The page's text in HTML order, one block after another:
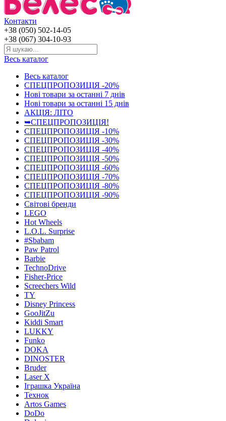
Контакти
+38 (050) 502-14-05
+38 (067) 304-10-93
Весь каталог
Весь каталог
СПЕЦПРОПОЗИЦІЯ -20%
Нові товари за останнi 7 днiв
Нові товари за останнi 15 днiв
АКЦІЯ: ЛІТО
➥СПЕЦПРОПОЗИЦІЯ!
СПЕЦПРОПОЗИЦІЯ -10%
СПЕЦПРОПОЗИЦІЯ -30%
СПЕЦПРОПОЗИЦІЯ -40%
СПЕЦПРОПОЗИЦІЯ -50%
СПЕЦПРОПОЗИЦІЯ -60%
СПЕЦПРОПОЗИЦІЯ -70%
СПЕЦПРОПОЗИЦІЯ -80%
СПЕЦПРОПОЗИЦІЯ -90%
Світові бренди
LEGO
Hot Wheels
L.O.L. Surprise
#Sbabam
Paw Patrol
Barbie
TechnoDrive
Fisher-Price
Screechers Wild
TY
Disney Princess
GooJitZu
Kiddi Smart
LUKKY
Funko
DOKA
DINOSTER
Bruder
Laser X
Іграшка Україна
Технок
Artos Games
DoDo